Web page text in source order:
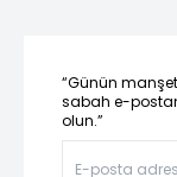
“Günün
sabah e-
olun.”